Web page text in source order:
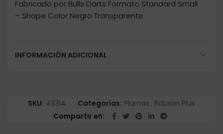
Fabricado por Bulls Darts Formato Standard Small
– Shape Color Negro Transparente
INFORMACIÓN ADICIONAL
SKU: 43314 Categorías: Plumas, Robson Plus
Compartir en